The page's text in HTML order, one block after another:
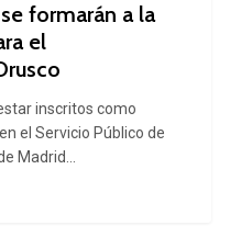
formarán a la
el
inscritos como
el Servicio Público de
Madrid…